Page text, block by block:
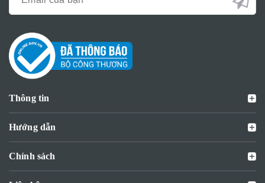
Thông tin
Hướng dẫn
Chính sách